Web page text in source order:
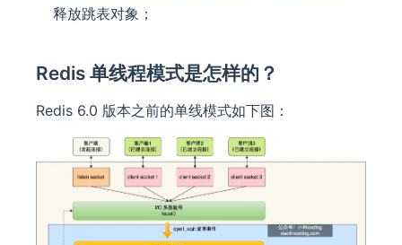
释放跳表对象；
Redis 单线程模式是怎样的？
Redis 6.0 版本之前的单线模式如下图：